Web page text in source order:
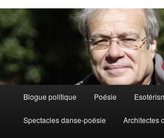
Aller
au
Aller
au
Blogue politique Poésie
Spectacles danse-poésie Architectes